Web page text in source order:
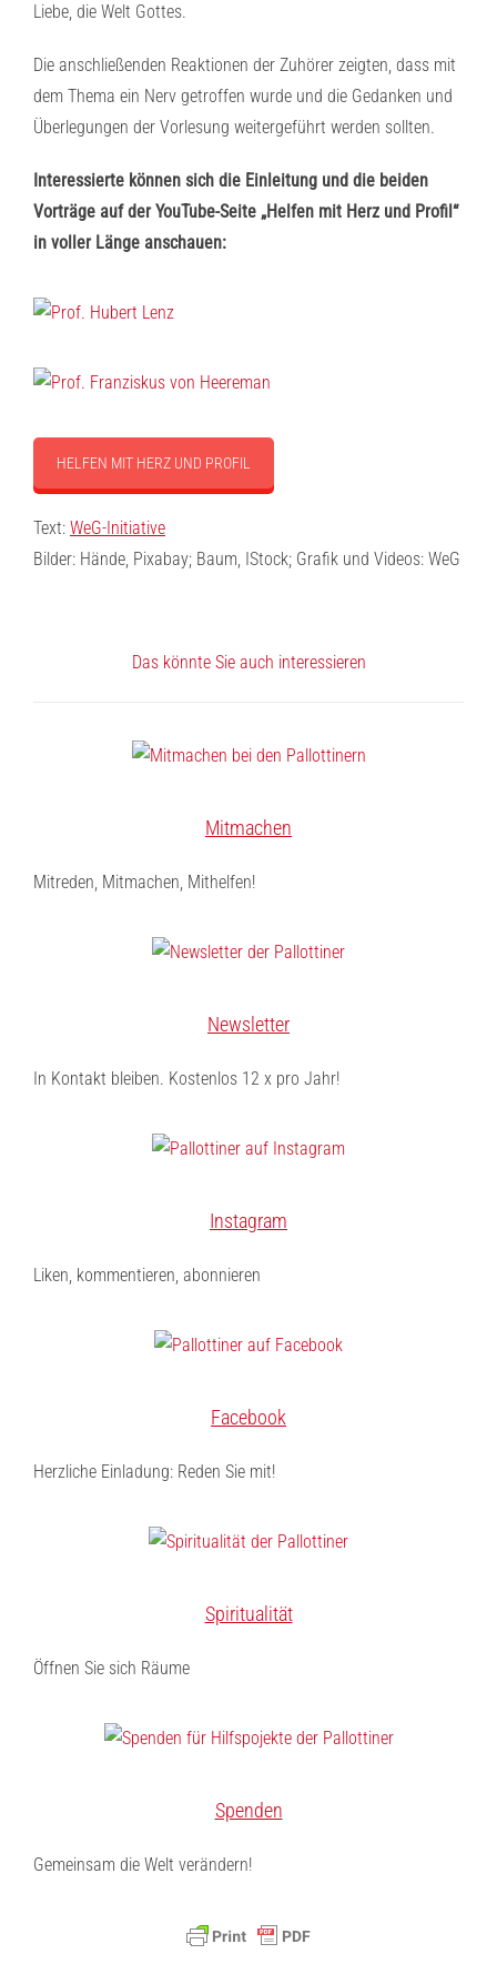
Liebe, die Welt Gottes.
Die anschließenden Reaktionen der Zuhörer zeigten, dass mit
dem Thema ein Nerv getroffen wurde und die Gedanken und
Überlegungen der Vorlesung weitergeführt werden sollten.
Interessierte können sich die Einleitung und die beiden
Vorträge auf der YouTube-Seite „Helfen mit Herz und Profil“
in voller Länge anschauen:
HELFEN MIT HERZ UND PROFIL
Text: WeG-Initiative
Bilder: Hände, Pixabay; Baum, IStock; Grafik und Videos: WeG
Das könnte Sie auch interessieren
Mitmachen
Mitreden, Mitmachen, Mithelfen!
Newsletter
In Kontakt bleiben. Kostenlos 12 x pro Jahr!
Instagram
Liken, kommentieren, abonnieren
Facebook
Herzliche Einladung: Reden Sie mit!
Spiritualität
Öffnen Sie sich Räume
Spenden
Gemeinsam die Welt verändern!